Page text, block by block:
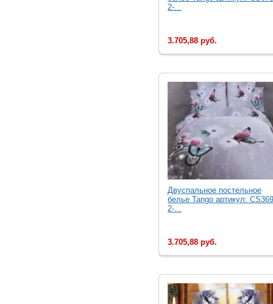
2-...
3.705,88 руб.
Двуcпальное постельное
белье Tango артикул:
2-...
3.705,88 руб.